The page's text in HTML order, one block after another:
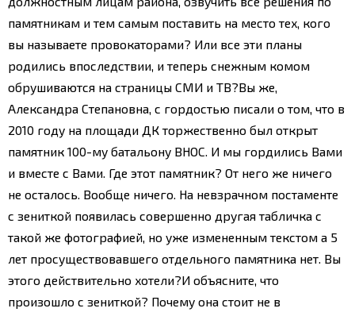
памятникам и тем самым поставить на место тех, кого
вы называете провокаторами? Или все эти планы
родились впоследствии, и теперь снежным комом
обрушиваются на страницы СМИ и ТВ?Вы же,
Александра Степановна, с гордостью писали о том, что в
2010 году на площади ДК торжественно был открыт
памятник 100-му батальону ВНОС. И мы гордились Вами
и вместе с Вами. Где этот памятник? От него же ничего
не осталось. Вообще ничего. На невзрачном постаменте
с зениткой появилась совершенно другая табличка с
такой же фотографией, но уже измененным текстом а 5
лет просуществовавшего отдельного памятника нет. Вы
этого действительно хотели?И объясните, что
произошло с зениткой? Почему она стоит не в